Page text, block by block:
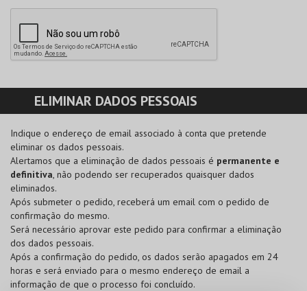
ELIMINAR DADOS PESSOAIS
Indique o endereço de email associado à conta que pretende
eliminar os dados pessoais.
Alertamos que a eliminação de dados pessoais é permanente e
definitiva, não podendo ser recuperados quaisquer dados
eliminados.
Após submeter o pedido, receberá um email com o pedido de
confirmação do mesmo.
Será necessário aprovar este pedido para confirmar a eliminação
dos dados pessoais.
Após a confirmação do pedido, os dados serão apagados em 24
horas e será enviado para o mesmo endereço de email a
informação de que o processo foi concluído.